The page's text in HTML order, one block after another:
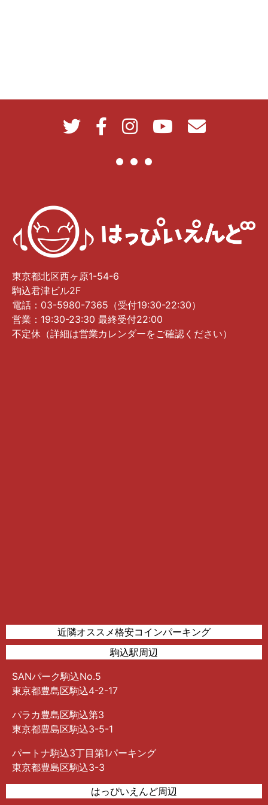
東京都北区西ヶ原1-54-6
駒込君津ビル2F
電話：03-5980-7365（受付19:30-22:30）
営業：19:30-23:30 最終受付22:00
不定休（詳細は営業カレンダーをご確認ください）
近隣オススメ格安コインパーキング
駒込駅周辺
SANパーク駒込No.5
東京都豊島区駒込4-2-17
パラカ豊島区駒込第3
東京都豊島区駒込3-5-1
パートナ駒込3丁目第1パーキング
東京都豊島区駒込3-3
はっぴいえんど周辺